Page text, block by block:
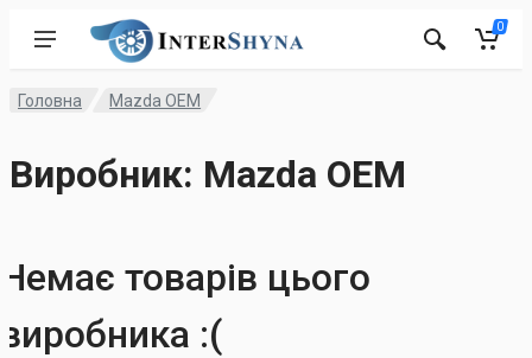
0
Головна Mazda OEM
Виробник: Mazda OEM
Немає товарів цього
виробника :(